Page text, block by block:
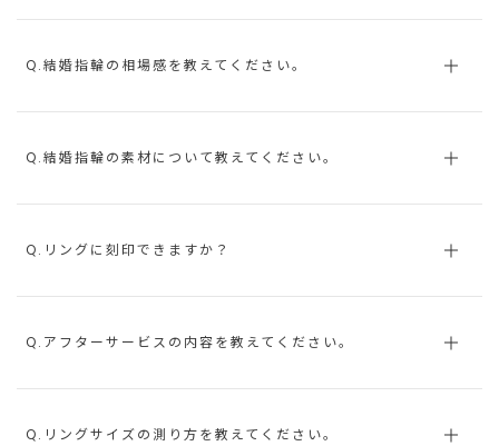
Q.結婚指輪の相場感を教えてください。
Q.結婚指輪の素材について教えてください。
Q.リングに刻印できますか？
Q.アフターサービスの内容を教えてください。
Q.リングサイズの測り方を教えてください。